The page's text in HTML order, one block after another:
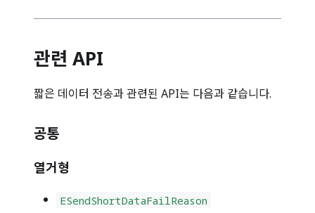
관련 API
짧은 데이터 전송과 관련된 API는 다음과 같습니다.
공통
열거형
ESendShortDataFailReason